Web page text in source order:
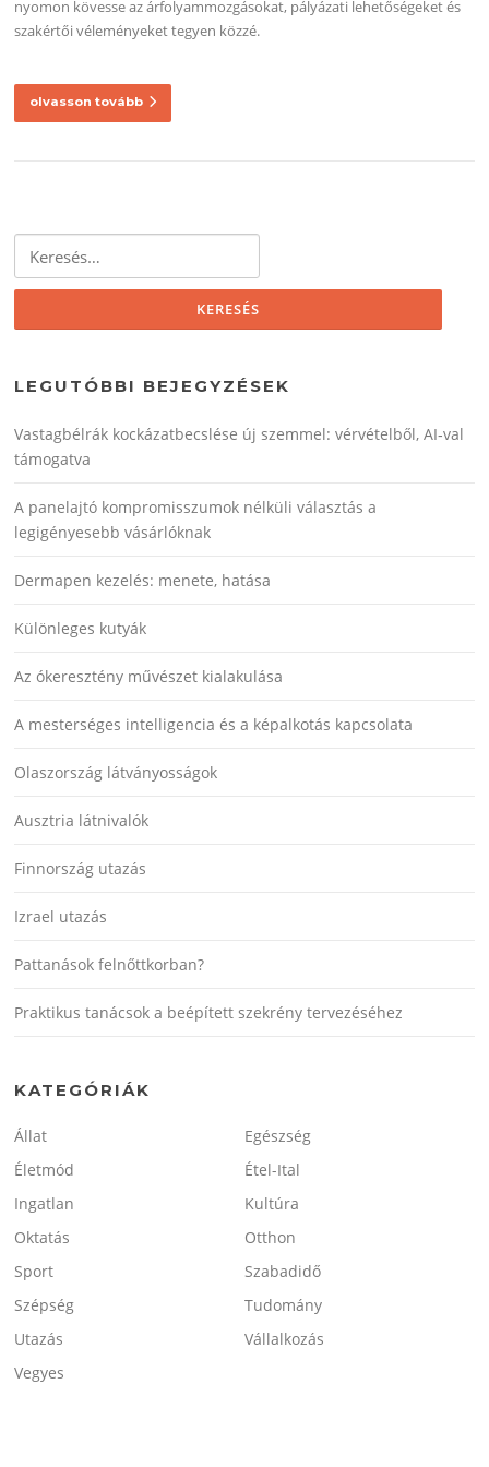
nyomon kövesse az árfolyammozgásokat, pályázati lehetőségeket és
szakértői véleményeket tegyen közzé.
olvasson tovább
LEGUTÓBBI BEJEGYZÉSEK
Vastagbélrák kockázatbecslése új szemmel: vérvételből, AI‑val
támogatva
A panelajtó kompromisszumok nélküli választás a
legigényesebb vásárlóknak
Dermapen kezelés: menete, hatása
Különleges kutyák
Az ókeresztény művészet kialakulása
A mesterséges intelligencia és a képalkotás kapcsolata
Olaszország látványosságok
Ausztria látnivalók
Finnország utazás
Izrael utazás
Pattanások felnőttkorban?
Praktikus tanácsok a beépített szekrény tervezéséhez
KATEGÓRIÁK
Állat
Egészség
Életmód
Étel-Ital
Ingatlan
Kultúra
Oktatás
Otthon
Sport
Szabadidő
Szépség
Tudomány
Utazás
Vállalkozás
Vegyes